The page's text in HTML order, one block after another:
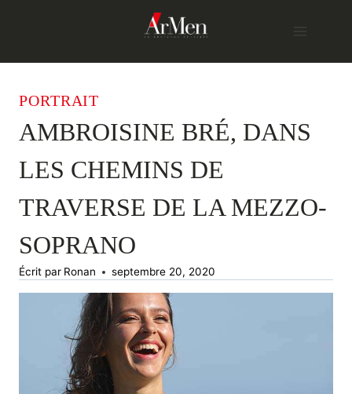
PORTRAIT
AMBROISINE BRÉ, DANS
LES CHEMINS DE
TRAVERSE DE LA MEZZO-
SOPRANO
Écrit par Ronan septembre 20, 2020